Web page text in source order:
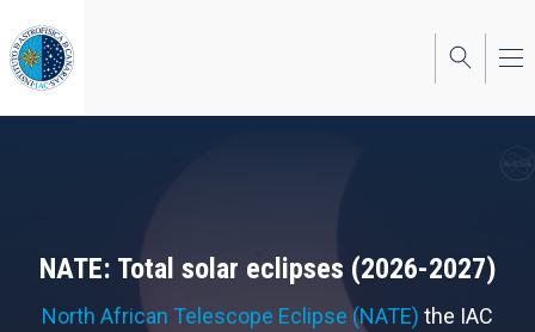
to
main
content
NATE: Total solar eclipses (2026-2027)
North African Telescope Eclipse (NATE) the IAC